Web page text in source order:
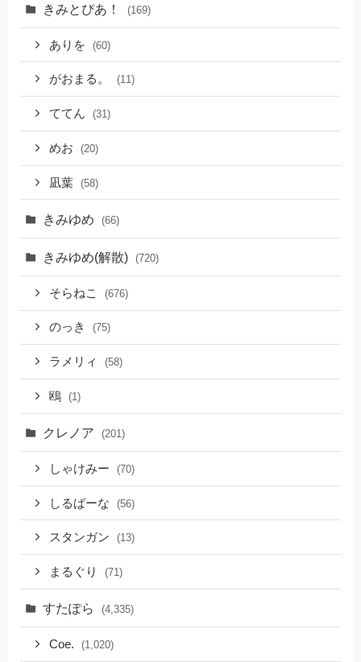
きみとぴあ！ (169)
ありを (60)
がおまる。 (11)
ててん (31)
めお (20)
凪葉 (58)
きみゆめ (66)
きみゆめ(解散) (720)
そらねこ (676)
のっき (75)
ラメリィ (58)
鴎 (1)
クレノア (201)
しゃけみー (70)
しるばーな (56)
スタンガン (13)
まるぐり (71)
すたぽら (4,335)
Coe. (1,020)